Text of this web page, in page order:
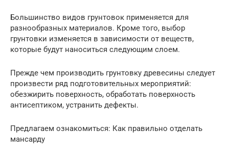
Большинство видов грунтовок применяется для
разнообразных материалов. Кроме того, выбор
грунтовки изменяется в зависимости от веществ,
которые будут наноситься следующим слоем.
Прежде чем производить грунтовку древесины следует
произвести ряд подготовительных мероприятий:
обезжирить поверхность, обработать поверхность
антисептиком, устранить дефекты.
Предлагаем ознакомиться: Как правильно отделать
мансарду